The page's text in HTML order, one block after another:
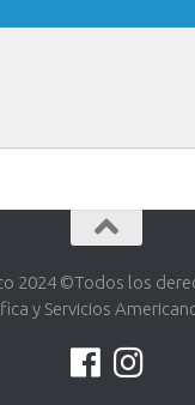
2024 ©️Todos los
y Servicios